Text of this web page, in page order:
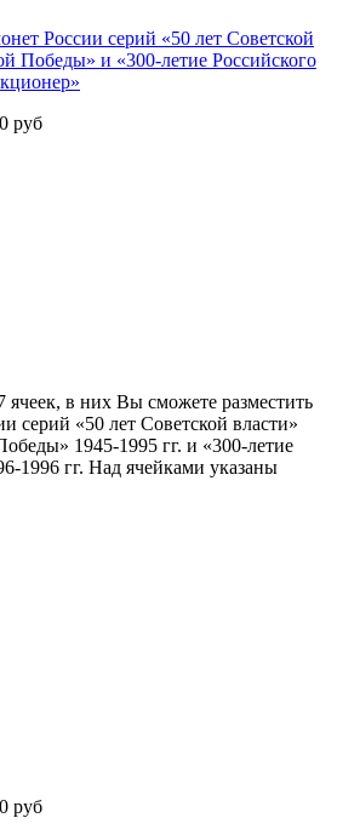
руб
ячеек, в них Вы сможете разместить
серий «50 лет Советской власти»
1945-1995 гг. и «300-летие
1996 гг. Над ячейками указаны
руб